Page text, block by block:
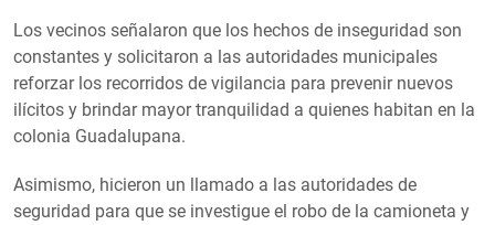
Los vecinos señalaron que los hechos de inseguridad son
constantes y solicitaron a las autoridades municipales
reforzar los recorridos de vigilancia para prevenir nuevos
ilícitos y brindar mayor tranquilidad a quienes habitan en la
colonia Guadalupana.
Asimismo, hicieron un llamado a las autoridades de
seguridad para que se investigue el robo de la camioneta y